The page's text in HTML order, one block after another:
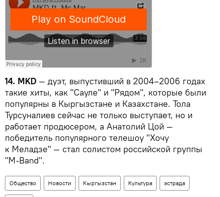
14. MKD — дуэт, выпустивший в 2004–2006 годах
такие хиты, как "Сауле" и "Рядом", которые были
популярны в Кыргызстане и Казахстане. Тола
Турсуналиев сейчас не только выступает, но и
работает продюсером, а Анатолий Цой —
победитель популярного телешоу "Хочу
к Меладзе" — стал солистом российской группы
"М-Band".
Общество Новости Кыргызстан Культура эстрада